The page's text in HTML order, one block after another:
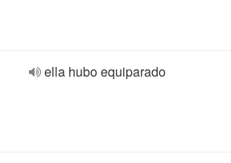
ella hubo equiparado